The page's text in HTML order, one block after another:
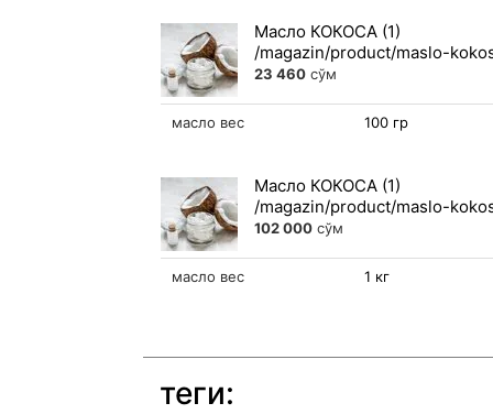
Масло КОКОСА (1)
23 460 сўм
масло вес 100 гр
Масло КОКОСА (1)
102 000 сўм
масло вес 1 кг
теги: